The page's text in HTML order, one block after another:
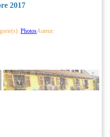
2017
PhotosAuteur: